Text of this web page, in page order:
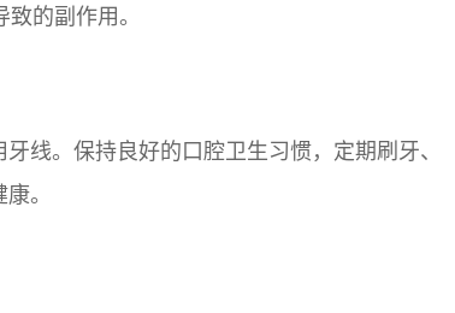
的副作用。
线。保持良好的口腔卫生习惯，定期刷牙、
。